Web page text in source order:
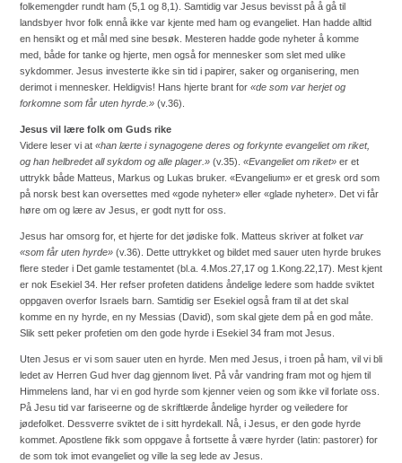
folkemengder rundt ham (5,1 og 8,1). Samtidig var Jesus bevisst på å gå til
landsbyer hvor folk ennå ikke var kjente med ham og evangeliet. Han hadde alltid
en hensikt og et mål med sine besøk. Mesteren hadde gode nyheter å komme
med, både for tanke og hjerte, men også for mennesker som slet med ulike
sykdommer. Jesus investerte ikke sin tid i papirer, saker og organisering, men
derimot i mennesker. Heldigvis! Hans hjerte brant for «de som var herjet og
forkomne som får uten hyrde.» (v.36).
Jesus vil lære folk om Guds rike
Videre leser vi at «han lærte i synagogene deres og forkynte evangeliet om riket,
og han helbredet all sykdom og alle plager.» (v.35). «Evangeliet om riket» er et
uttrykk både Matteus, Markus og Lukas bruker. «Evangelium» er et gresk ord som
på norsk best kan oversettes med «gode nyheter» eller «glade nyheter». Det vi får
høre om og lære av Jesus, er godt nytt for oss.
Jesus har omsorg for, et hjerte for det jødiske folk. Matteus skriver at folket var
«som får uten hyrde» (v.36). Dette uttrykket og bildet med sauer uten hyrde brukes
flere steder i Det gamle testamentet (bl.a. 4.Mos.27,17 og 1.Kong.22,17). Mest kjent
er nok Esekiel 34. Her refser profeten datidens åndelige ledere som hadde sviktet
oppgaven overfor Israels barn. Samtidig ser Esekiel også fram til at det skal
komme en ny hyrde, en ny Messias (David), som skal gjete dem på en god måte.
Slik sett peker profetien om den gode hyrde i Esekiel 34 fram mot Jesus.
Uten Jesus er vi som sauer uten en hyrde. Men med Jesus, i troen på ham, vil vi bli
ledet av Herren Gud hver dag gjennom livet. På vår vandring fram mot og hjem til
Himmelens land, har vi en god hyrde som kjenner veien og som ikke vil forlate oss.
På Jesu tid var fariseerne og de skriftlærde åndelige hyrder og veiledere for
jødefolket. Dessverre sviktet de i sitt hyrdekall. Nå, i Jesus, er den gode hyrde
kommet. Apostlene fikk som oppgave å fortsette å være hyrder (latin: pastorer) for
de som tok imot evangeliet og ville la seg lede av Jesus.